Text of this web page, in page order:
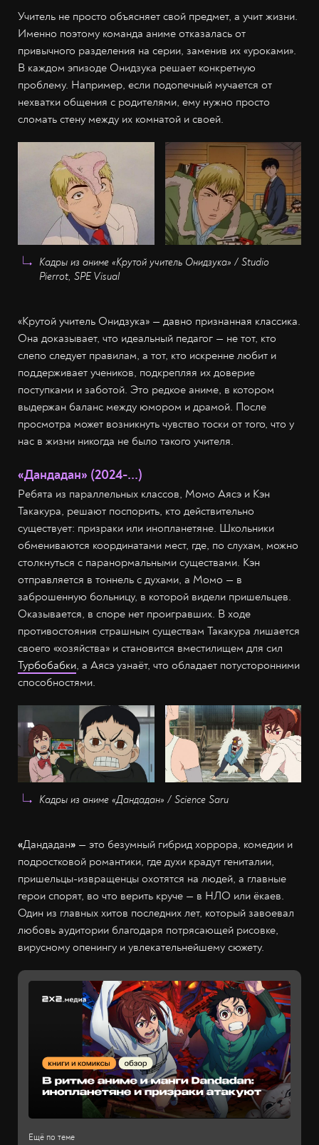
Учитель не просто объясняет свой предмет, а учит жизни.
Именно поэтому команда аниме отказалась от
привычного разделения на серии, заменив их «уроками».
В каждом эпизоде Онидзука решает конкретную
проблему. Например, если подопечный мучается от
нехватки общения с родителями, ему нужно просто
сломать стену между их комнатой и своей.
Кадры из аниме «Крутой учитель Онидзука» / Studio
Pierrot, SPE Visual
«Крутой учитель Онидзука» — давно признанная классика.
Она доказывает, что идеальный педагог — не тот, кто
слепо следует правилам, а тот, кто искренне любит и
поддерживает учеников, подкрепляя их доверие
поступками и заботой. Это редкое аниме, в котором
выдержан баланс между юмором и драмой. После
просмотра может возникнуть чувство тоски от того, что у
нас в жизни никогда не было такого учителя.
«Дандадан» (2024-...)
Ребята из параллельных классов, Момо Аясэ и Кэн
Такакура, решают поспорить, кто действительно
существует: призраки или инопланетяне. Школьники
обмениваются координатами мест, где, по слухам, можно
столкнуться с паранормальными существами. Кэн
отправляется в тоннель с духами, а Момо — в
заброшенную больницу, в которой видели пришельцев.
Оказывается, в споре нет проигравших. В ходе
противостояния страшным существам Такакура лишается
своего «хозяйства» и становится вместилищем для сил
Турбобабки, а Аясэ узнаёт, что обладает потусторонними
способностями.
Кадры из аниме «Дандадан» / Science Saru
«Дандадан» — это безумный гибрид хоррора, комедии и
подростковой романтики, где духи крадут гениталии,
пришельцы-извращенцы охотятся на людей, а главные
герои спорят, во что верить круче — в НЛО или ёкаев.
Один из главных хитов последних лет, который завоевал
любовь аудитории благодаря потрясающей рисовке,
вирусному опенингу и увлекательнейшему сюжету.